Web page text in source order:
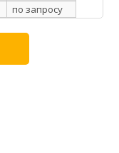
по запросу